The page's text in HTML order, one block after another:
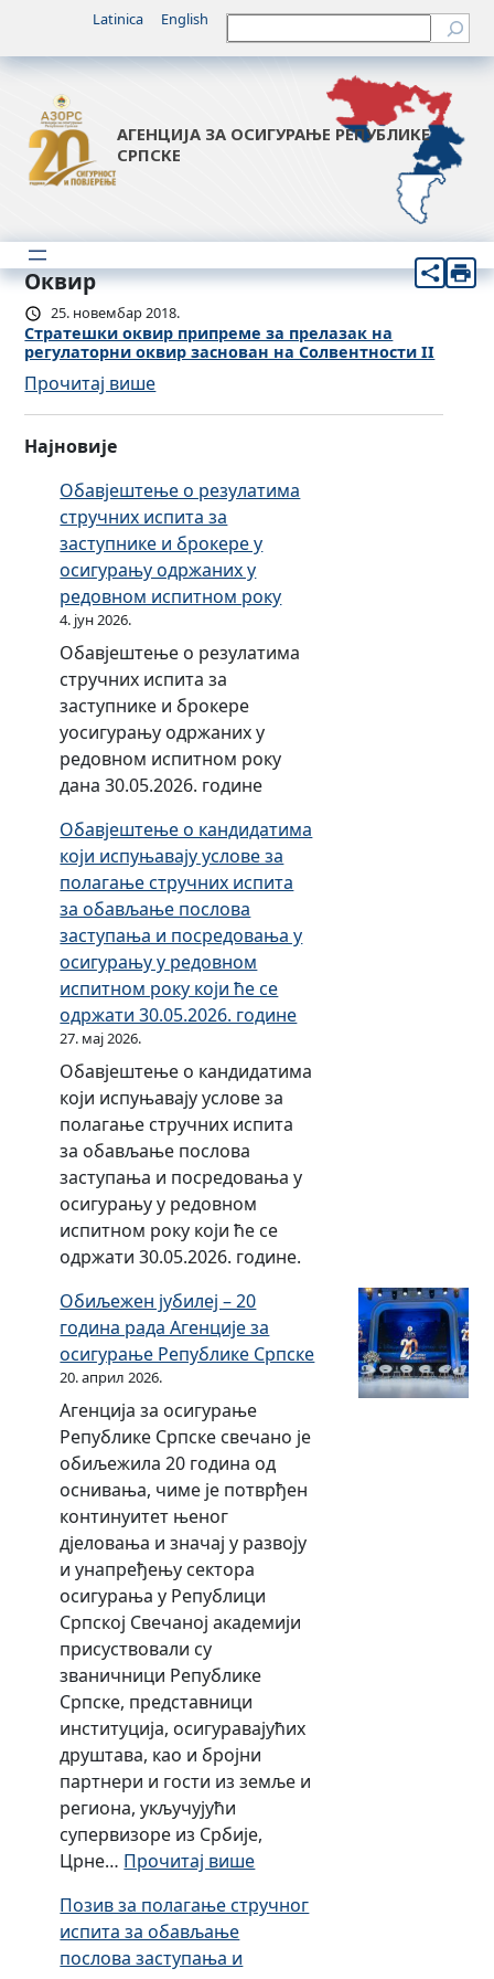
Latinica English Претрага
АГЕНЦИЈА ЗА ОСИГУРАЊЕ РЕПУБЛИКЕ
СРПСКЕ
Оквир
25. новембар 2018.
Стратешки оквир припреме за прелазак на
регулаторни оквир заснован на Солвентности II
Прочитај више:
С
а
т
е
ш
к
о
к
в
и
р
п
и
п
р
е
м
е
з
а
р
е
л
а
з
а
к
н
р
е
г
у
л
а
т
о
р
н
и
о
к
в
и
р
з
а
с
н
о
в
н
н
а
Најновије
Обавјештење о резулатима
стручних испита за
заступнике и брокере у
осигурању одржаних у
редовном испитном року
4. јун 2026.
Обавјештење о резулатима
стручних испита за
заступнике и брокере
уосигурању одржаних у
редовном испитном року
дана 30.05.2026. године
Обавјештење о кандидатима
који испуњавају услове за
полагање стручних испита
за обављање послова
заступања и посредовања у
осигурању у редовном
испитном року који ће се
одржати 30.05.2026. године
27. мај 2026.
Обавјештење о кандидатима
који испуњавају услове за
полагање стручних испита
за обављање послова
заступања и посредовања у
осигурању у редовном
испитном року који ће се
одржати 30.05.2026. године.
Обиљежен јубилеј – 20
година рада Агенције за
осигурање Републике Српске
20. април 2026.
Агенција за осигурање
Републике Српске свечано је
обиљежила 20 година од
оснивања, чиме је потврђен
континуитет њеног
дјеловања и значај у развоју
и унапређењу сектора
осигурања у Републици
Српској Свечаној академији
присуствовали су
званичници Републике
Српске, представници
институција, осигуравајућих
друштава, као и бројни
партнери и гости из земље и
региона, укључујући
супервизоре из Србије,
Црне… Прочитај више:
б
Позив за полагање стручног
испита за обављање
послова заступања и